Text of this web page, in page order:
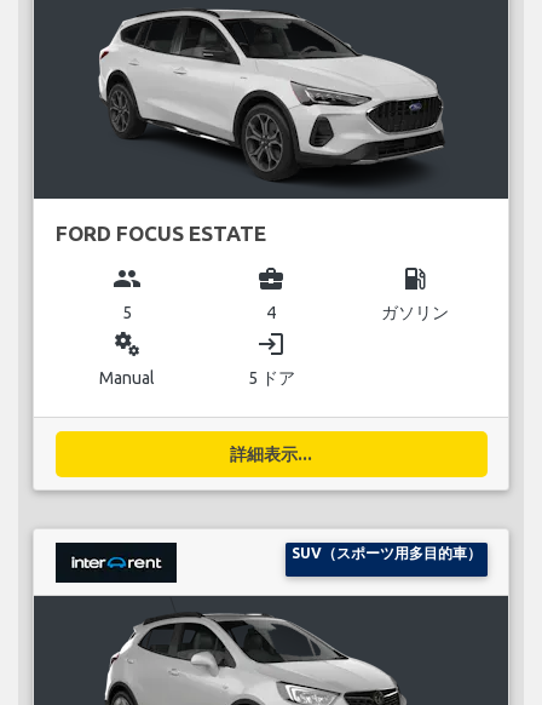
FORD FOCUS ESTATE
group
5
business_center
4
local_gas_station
ガソリン
miscellaneous_services
Manual
login
5 ドア
詳細表示...
SUV（スポーツ用多目的車）